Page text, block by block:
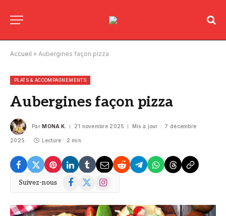
Accueil » Aubergines façon pizza
PLATS & ACCOMPAGNEMENTS
Aubergines façon pizza
Par MONA K. 21 novembre 2025 Mis à jour : 7 décembre
2025 Lecture : 2 min
Suivez-nous Facebook
X
Instagram